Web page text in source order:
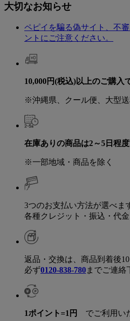
大切なお知らせ
ペピイを騙る偽サイト、不
ントにご注意ください。
10,000円(税込)以上のご購入
※沖縄県、クール便、大型送
在庫ありの商品は2～5日程度
※一部地域・商品を除く
3つのお支払い方法が選べま
各種クレジット・振込・代
返品・交換は、商品到着後10
必ず0120-838-780までご連絡
1ポイント=1円 でご利用い